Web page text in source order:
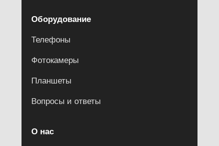
Оборудование
Телефоны
Фотокамеры
Планшеты
Вопросы и ответы
О нас